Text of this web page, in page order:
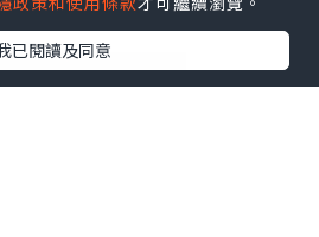
已閱讀及同意